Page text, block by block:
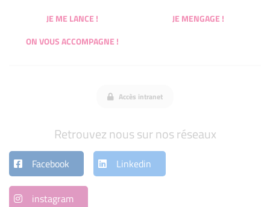
JE ME LANCE !
JE MENGAGE !
ON VOUS ACCOMPAGNE !
Accès intranet
Retrouvez nous sur nos réseaux
Facebook Linkedin
instagram